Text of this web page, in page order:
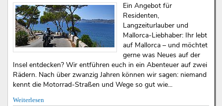
Ein Angebot für
Residenten,
Langzeiturlauber und
Mallorca-Liebhaber: Ihr lebt
auf Mallorca – und möchtet
gerne was Neues auf der
Insel entdecken? Wir entführen euch in ein Abenteuer auf zwei
Rädern. Nach über zwanzig Jahren können wir sagen: niemand
kennt die Motorrad-Straßen und Wege so gut wie...
Weiterlesen